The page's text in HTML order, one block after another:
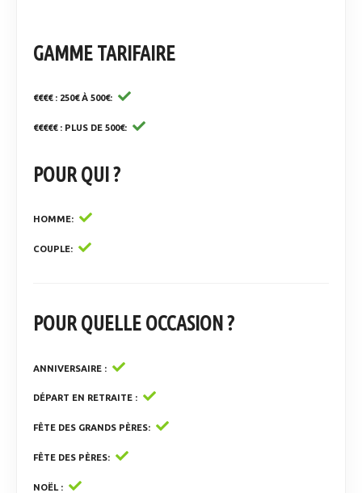
GAMME TARIFAIRE
€€€€ : 250€ À 500€
€€€€€ : PLUS DE 500€
POUR QUI ?
HOMME
COUPLE
POUR QUELLE OCCASION ?
ANNIVERSAIRE
DÉPART EN RETRAITE
FÊTE DES GRANDS PÈRES
FÊTE DES PÈRES
NOËL